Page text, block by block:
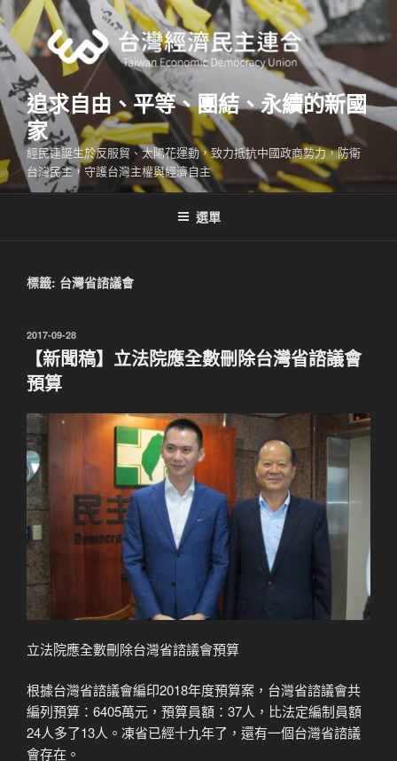
跳
至
主
內
容
追求自由、平等、團結、永續的新國
家
經民連誕生於反服貿、太陽花運動，致力抵抗中國政商勢力，防衛
台灣民主，守護台灣主權與經濟自主
選單
標籤: 台灣省諮議會
發
2017-09-28
【新聞稿】立法院應全數刪除台灣省諮議會
預算
立法院應全數刪除台灣省諮議會預算
根據台灣省諮議會編印2018年度預算案，台灣省諮議會共
編列預算：6405萬元，預算員額：37人，比法定編制員額
24人多了13人。凍省已經十九年了，還有一個台灣省諮議
會存在。